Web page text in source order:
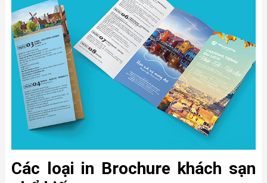
Các loại in Brochure khách sạn